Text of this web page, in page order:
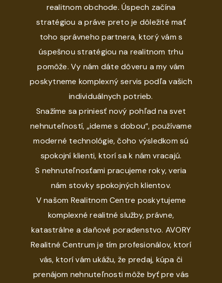
realitnom obchode. Úspech začína
stratégiou a práve preto je dôležité mať
toho správneho partnera, ktorý vám s
úspešnou stratégiou na realitnom trhu
pomôže. Vy nám dáte dôveru a my vám
poskytneme komplexný servis podľa vašich
individuálnych potrieb.
Snažíme sa priniesť nový pohľad na svet
nehnuteľností, „ideme s dobou“, používame
moderné technológie, čoho výsledkom sú
spokojní klienti, ktorí sa k nám vracajú.
S nehnuteľnosťami pracujeme roky, veria
nám stovky spokojných klientov.
V našom Realitnom Centre poskytujeme
komplexné realitné služby, právne,
katastrálne a daňové poradenstvo. AVORY
Realitné Centrum je tím profesionálov, ktorí
vás, ktorí vám ukážu, že predaj, kúpa či
prenájom nehnuteľnosti môže byť pre vás